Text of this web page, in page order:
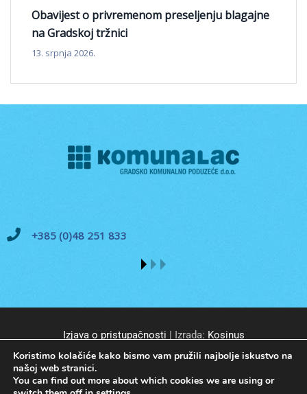
Obavijest o privremenom preseljenju blagajne
na Gradskoj tržnici
13. srpnja 2026.
+385 (0)48 251 833
Izjava o pristupačnosti | Izrada: Kosinus
Koristimo kolačiće kako bismo vam pružili najbolje iskustvo na
našoj web stranici.
You can find out more about which cookies we are using or